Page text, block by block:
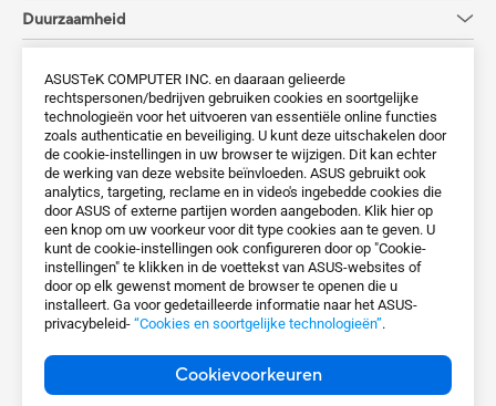
ASUSTeK COMPUTER INC. en daaraan gelieerde
rechtspersonen/bedrijven gebruiken cookies en soortgelijke
technologieën voor het uitvoeren van essentiële online functies
zoals authenticatie en beveiliging. U kunt deze uitschakelen door
de cookie-instellingen in uw browser te wijzigen. Dit kan echter
de werking van deze website beïnvloeden. ASUS gebruikt ook
analytics, targeting, reclame en in video's ingebedde cookies die
door ASUS of externe partijen worden aangeboden. Klik hier op
een knop om uw voorkeur voor dit type cookies aan te geven. U
kunt de cookie-instellingen ook configureren door op "Cookie-
instellingen" te klikken in de voettekst van ASUS-websites of
door op elk gewenst moment de browser te openen die u
installeert. Ga voor gedetailleerde informatie naar het ASUS-
privacybeleid- “Cookies en soortgelijke technologieën”.
Cookievoorkeuren
Duurzaamheid
Ondersteunde Betaalmethode
Krijg de laatste aanbiedingen en meer
Aanmelden
Netherlands / Nederlands